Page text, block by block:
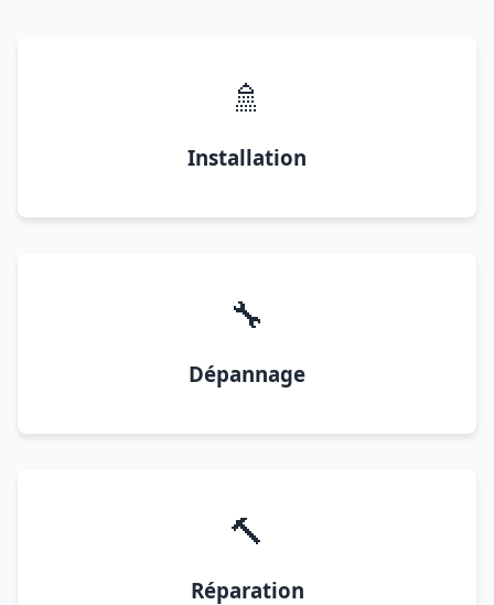
🚿
Installation
🔧
Dépannage
🔨
Réparation